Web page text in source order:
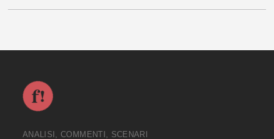
ANALISI, COMMENTI, SCENARI